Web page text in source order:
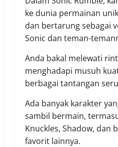
ke dunia permainan
dan bertarung sebagai
Sonic dan teman-
Anda bakal melewati
menghadapi musuh
berbagai tantangan
Ada banyak karakter
sambil bermain,
Knuckles, Shadow, dan
favorit lainnya.